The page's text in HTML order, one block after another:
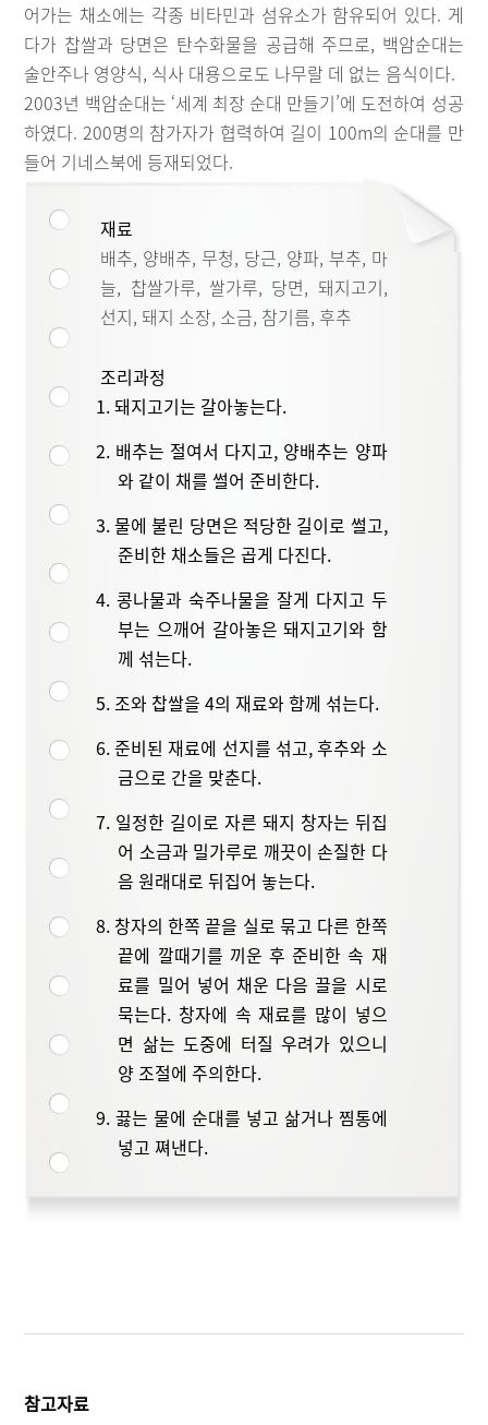
어가는 채소에는 각종 비타민과 섬유소가 함유되어 있다. 게
다가 찹쌀과 당면은 탄수화물을 공급해 주므로, 백암순대는
술안주나 영양식, 식사 대용으로도 나무랄 데 없는 음식이다.
2003년 백암순대는 ‘세계 최장 순대 만들기’에 도전하여 성공
하였다. 200명의 참가자가 협력하여 길이 100m의 순대를 만
들어 기네스북에 등재되었다.
재료
배추, 양배추, 무청, 당근, 양파, 부추, 마
늘, 찹쌀가루, 쌀가루, 당면, 돼지고기,
선지, 돼지 소장, 소금, 참기름, 후추
조리과정
1. 돼지고기는 갈아놓는다.
2. 배추는 절여서 다지고, 양배추는 양파
와 같이 채를 썰어 준비한다.
3. 물에 불린 당면은 적당한 길이로 썰고,
준비한 채소들은 곱게 다진다.
4. 콩나물과 숙주나물을 잘게 다지고 두
부는 으깨어 갈아놓은 돼지고기와 함
께 섞는다.
5. 조와 찹쌀을 4의 재료와 함께 섞는다.
6. 준비된 재료에 선지를 섞고, 후추와 소
금으로 간을 맞춘다.
7. 일정한 길이로 자른 돼지 창자는 뒤집
어 소금과 밀가루로 깨끗이 손질한 다
음 원래대로 뒤집어 놓는다.
8. 창자의 한쪽 끝을 실로 묶고 다른 한쪽
끝에 깔때기를 끼운 후 준비한 속 재
료를 밀어 넣어 채운 다음 끌을 시로
묵는다. 창자에 속 재료를 많이 넣으
면 삶는 도중에 터질 우려가 있으니
양 조절에 주의한다.
9. 끓는 물에 순대를 넣고 삶거나 찜통에
넣고 쪄낸다.
참고자료